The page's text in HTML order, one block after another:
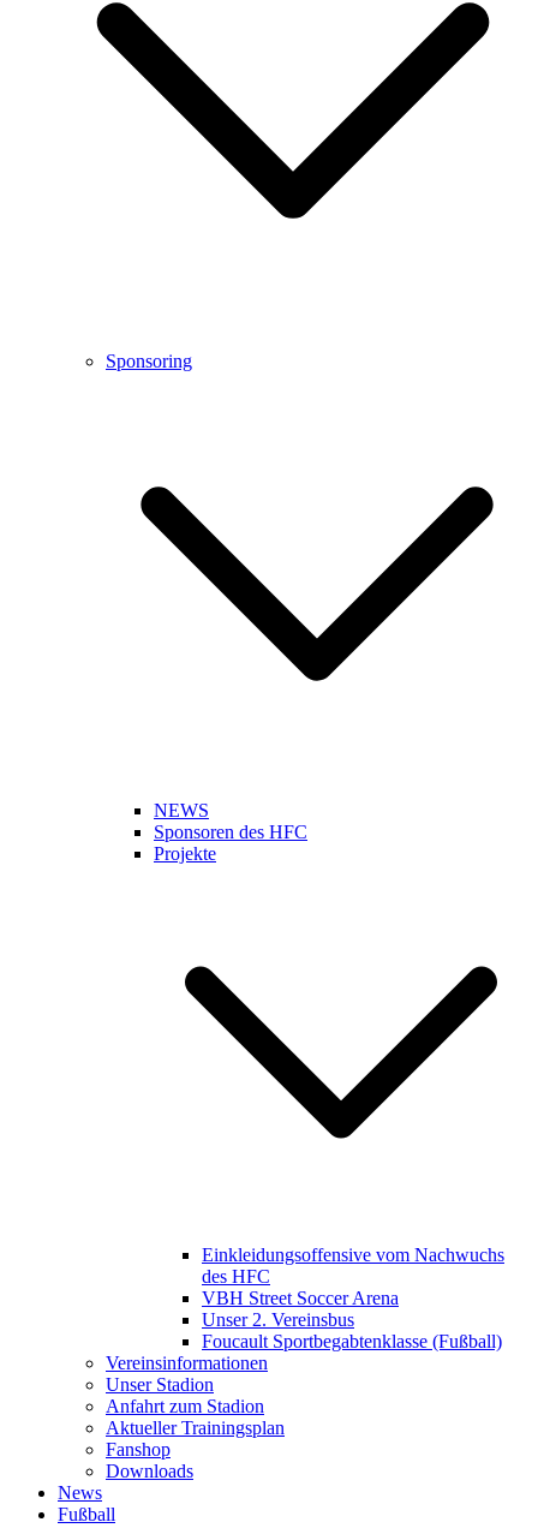
Sponsoring
NEWS
Sponsoren des HFC
Projekte
Einkleidungsoffensive vom Nachwuchs
des HFC
VBH Street Soccer Arena
Unser 2. Vereinsbus
Foucault Sportbegabtenklasse (Fußball)
Vereinsinformationen
Unser Stadion
Anfahrt zum Stadion
Aktueller Trainingsplan
Fanshop
Downloads
News
Fußball